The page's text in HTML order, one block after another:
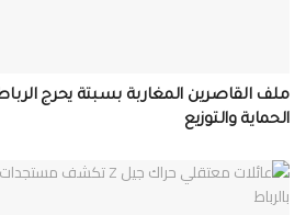
ملف القاصرين المغاربة بسبتة يحرج
الحماية والتوزيع